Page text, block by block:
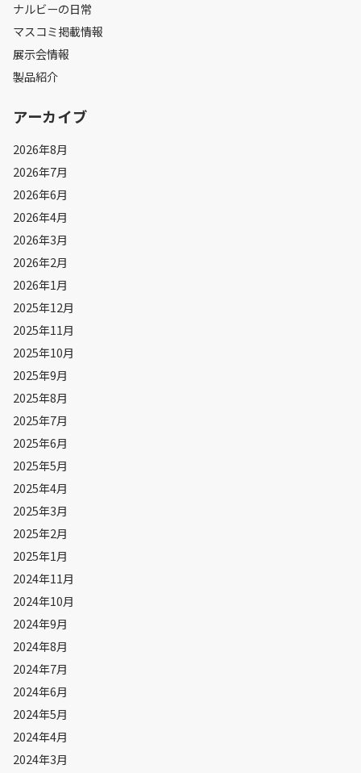
ナルビーの日常
マスコミ掲載情報
展示会情報
製品紹介
アーカイブ
2026年8月
2026年7月
2026年6月
2026年4月
2026年3月
2026年2月
2026年1月
2025年12月
2025年11月
2025年10月
2025年9月
2025年8月
2025年7月
2025年6月
2025年5月
2025年4月
2025年3月
2025年2月
2025年1月
2024年11月
2024年10月
2024年9月
2024年8月
2024年7月
2024年6月
2024年5月
2024年4月
2024年3月